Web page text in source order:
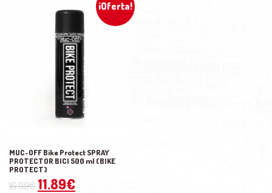
¡Oferta!
MUC-OFF Bike Protect SPRAY
PROTECTOR BICI 500 ml (BIKE
PROTECT)
16.99€ El precio original era: 16.99€.
11.89€